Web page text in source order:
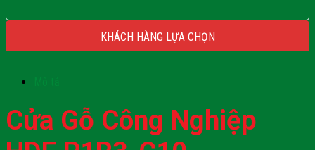
KHÁCH HÀNG LỰA CHỌN
Cửa Gỗ Công Nghiệp